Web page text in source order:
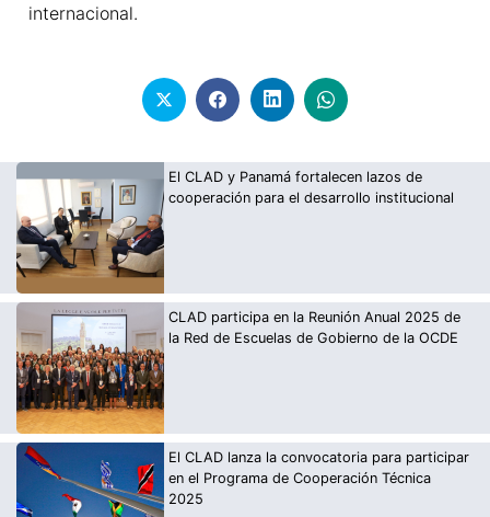
internacional.
El CLAD y Panamá fortalecen lazos de
cooperación para el desarrollo institucional
CLAD participa en la Reunión Anual 2025 de
la Red de Escuelas de Gobierno de la OCDE
El CLAD lanza la convocatoria para participar
en el Programa de Cooperación Técnica
2025